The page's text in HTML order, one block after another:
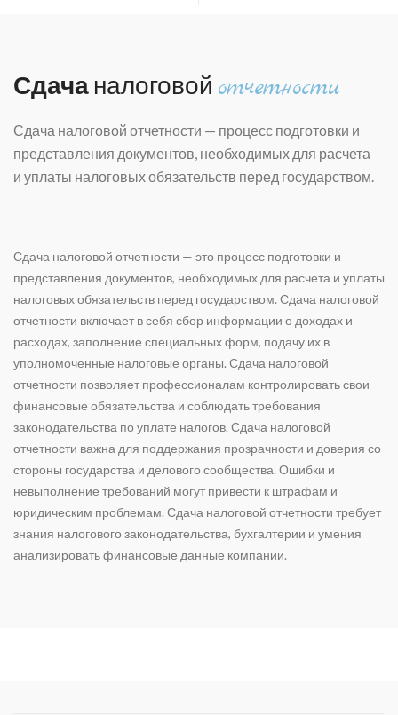
Сдача налоговой отчетности
Сдача налоговой отчетности — процесс подготовки и
представления документов, необходимых для расчета
и уплаты налоговых обязательств перед государством.
Сдача налоговой отчетности — это процесс подготовки и
представления документов, необходимых для расчета и уплаты
налоговых обязательств перед государством. Сдача налоговой
отчетности включает в себя сбор информации о доходах и
расходах, заполнение специальных форм, подачу их в
уполномоченные налоговые органы. Сдача налоговой
отчетности позволяет профессионалам контролировать свои
финансовые обязательства и соблюдать требования
законодательства по уплате налогов. Сдача налоговой
отчетности важна для поддержания прозрачности и доверия со
стороны государства и делового сообщества. Ошибки и
невыполнение требований могут привести к штрафам и
юридическим проблемам. Сдача налоговой отчетности требует
знания налогового законодательства, бухгалтерии и умения
анализировать финансовые данные компании.